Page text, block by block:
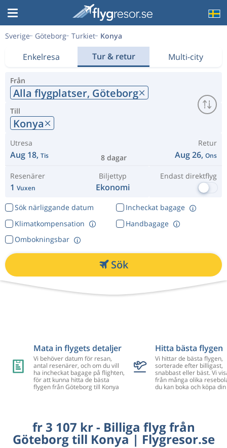
Sverige Göteborg Turkiet Konya
Enkelresa Tur & retur Multi-city
Från
Alla flygplatser, Göteborg
Till
Konya
Utresa
Aug 18, Tis 8 dagar
Retur
Aug 26, Ons
Resenärer
1 Vuxen
Biljettyp
Ekonomi
Endast direktflyg
Sök närliggande datum
Incheckat bagage
Klimatkompensation
Ombokningsbar
Handbagage
Sök
Mata in flygets detaljer
Vi behöver datum för resan,
antal resenärer, och om du vill
ha incheckat bagage på flighten,
för att kunna hitta de bästa
flygen från Göteborg till Konya
Hitta bästa flygen
Vi hittar de bästa flygen,
sorterade efter billigast,
snabbast eller bäst. Vi
från många olika
du kan boka och köpa
fr 3 107 kr - Billiga flyg från
Göteborg till Konya | Flygresor.se